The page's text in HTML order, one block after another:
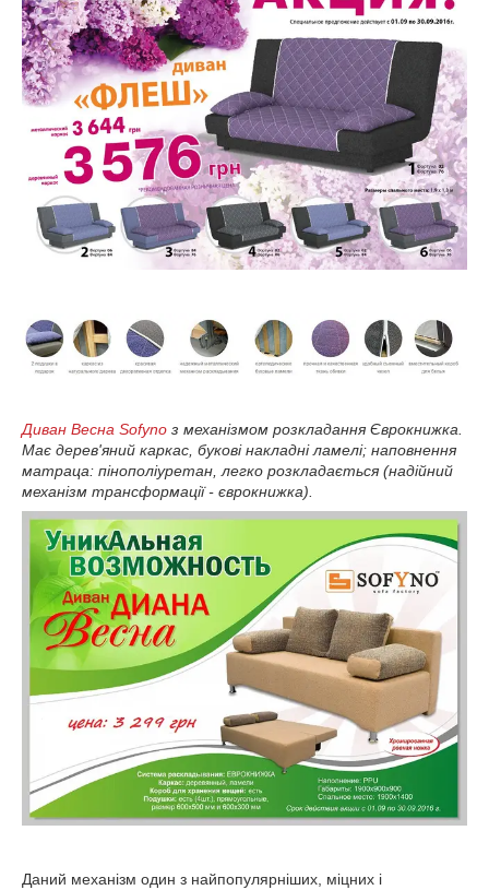
Диван Весна Sofyno з механізмом розкладання Єврокнижка.
Має дерев'яний каркас, букові накладні ламелі; наповнення
матраца: пінополіуретан, легко розкладається (надійний
механізм трансформації - єврокнижка).
Даний механізм один з найпопулярніших, міцних і